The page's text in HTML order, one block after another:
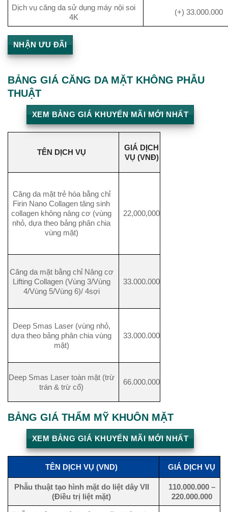
Dịch vụ căng da sử dụng máy nội soi
4K
(+) 33.000.000
NHẬN ƯU ĐÃI
BẢNG GIÁ CĂNG DA MẶT KHÔNG PHẪU
THUẬT
XEM BẢNG GIÁ KHUYẾN MÃI MỚI NHẤT
TÊN DỊCH VỤ
GIÁ DỊCH
VỤ (VNĐ)
Căng da mặt trẻ hóa bằng chỉ
Firin Nano Collagen tăng sinh
collagen không nâng cơ (vùng
nhỏ, dựa theo bảng phân chia
vùng mặt)
22,000,000
Căng da mặt bằng chỉ Nâng cơ
Lifting Collagen (Vùng 3/Vùng
4/Vùng 5/Vùng 6)/ 4sợi
33.000.000
Deep Smas Laser (vùng nhỏ,
dựa theo bảng phân chia vùng
mặt)
33.000.000
Deep Smas Laser toàn mặt (trừ
trán & trừ cổ)
66.000.000
BẢNG GIÁ THẨM MỸ KHUÔN MẶT
XEM BẢNG GIÁ KHUYẾN MÃI MỚI NHẤT
TÊN DỊCH VỤ (VND) GIÁ DỊCH VỤ
Phẫu thuật tạo hình mặt do liệt dây VII
(Điều trị liệt mặt)
110.000.000 –
220.000.000